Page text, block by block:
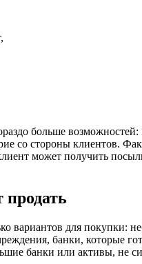
больше
со стороны клиентов.
может получить
продать
вариантов для покупки:
банки, которые
банки или активы, не